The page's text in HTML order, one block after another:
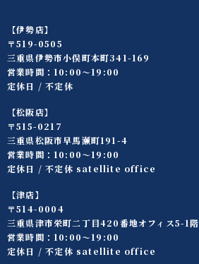
【伊勢店】
〒519-0505
三重県伊勢市小俣町本町341-169
営業時間：10:00〜19:00
定休日 / 不定休
【松阪店】
〒515-0217
三重県松阪市早馬瀬町191-4
営業時間：10:00〜19:00
定休日 / 不定休 satellite office
【津店】
〒514-0004
三重県津市栄町二丁目420番地オフィス5-1階
営業時間：10:00〜19:00
定休日 / 不定休 satellite office